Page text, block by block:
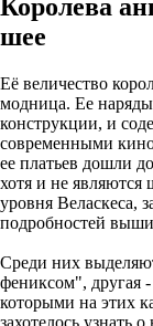
Королева
шее
Её величество
модница. Ее
конструкции, и
современными
ее платьев дошли
хотя и не являются
уровня Веласкеса,
подробностей
Среди них
фениксом", другая
которыми на этих
захотелось узнать